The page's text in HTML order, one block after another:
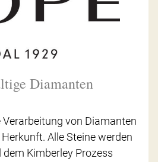
Diamanten
von Diamanten
Alle Steine werden
Kimberley Prozess